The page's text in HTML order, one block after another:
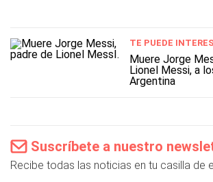
TE PUEDE
Muere Jorge
Lionel Messi, a
Argentina
Suscríbete a nuestro
Recibe todas las noticias en tu casilla de